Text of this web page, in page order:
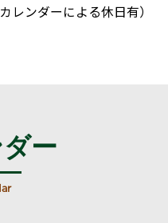
レンダーによる休日有）
ー